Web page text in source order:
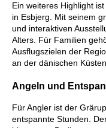
Ein weiteres Highlight
in Esbjerg. Mit seinem
und interaktiven
Alters. Für Familien
Ausflugszielen der
an der dänischen
Angeln und
Für Angler ist der
entspannte Stunden.